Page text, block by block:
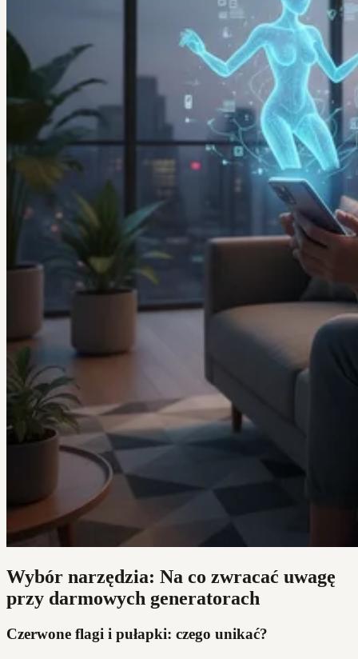
Wybór narzędzia: Na co zwracać uwagę
przy darmowych generatorach
Czerwone flagi i pułapki: czego unikać?